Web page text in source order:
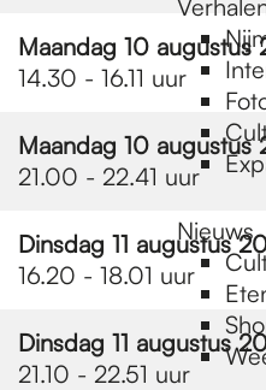
Nieuws
Maandag 10 augustus
14.30 - 16.11 uur
Maandag 10 augustus
21.00 - 22.41 uur
Dinsdag 11 augustus
16.20 - 18.01 uur
Dinsdag 11 augustus
21.10 - 22.51 uur